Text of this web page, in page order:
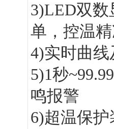
3)LED双
单，控温
4)实时曲
5)1秒
鸣报警
6)超温保